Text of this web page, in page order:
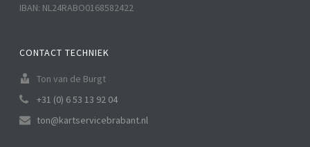
IBAN: NL24RABO0168582422
CONTACT TECHNIEK
Ton van de Burgt
+31 (0) 6 53 13 92 04
ton@kartservicebrabant.nl